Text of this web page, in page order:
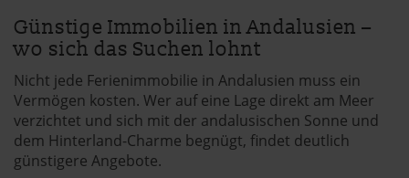
Günstige Immobilien in Andalusien –
wo sich das Suchen lohnt
Nicht jede Ferienimmobilie in Andalusien muss ein
Vermögen kosten. Wer auf eine Lage direkt am Meer
verzichtet und sich mit der andalusischen Sonne und
dem Hinterland-Charme begnügt, findet deutlich
günstigere Angebote.